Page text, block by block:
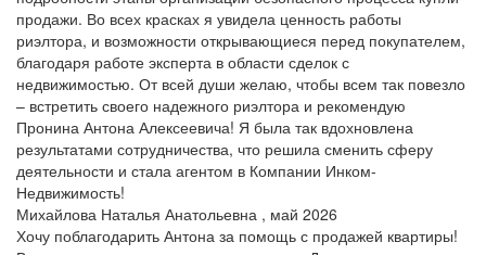
продажи. Во всех красках я увидела ценность работы
риэлтора, и возможности открывающиеся перед покупателем,
благодаря работе эксперта в области сделок с
недвижимостью. От всей души желаю, чтобы всем так повезло
– встретить своего надежного риэлтора и рекомендую
Пронина Антона Алексеевича! Я была так вдохновлена
результатами сотрудничества, что решила сменить сферу
деятельности и стала агентом в Компании Инком-
Недвижимость!
Михайлова Наталья Анатольевна , май 2026
Хочу поблагодарить Антона за помощь с продажей квартиры!